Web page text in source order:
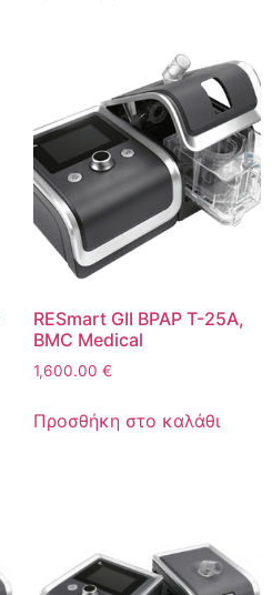
RESmart GII BPAP T-25A,
BMC Medical
1,600.00 €
Προσθήκη στο καλάθι